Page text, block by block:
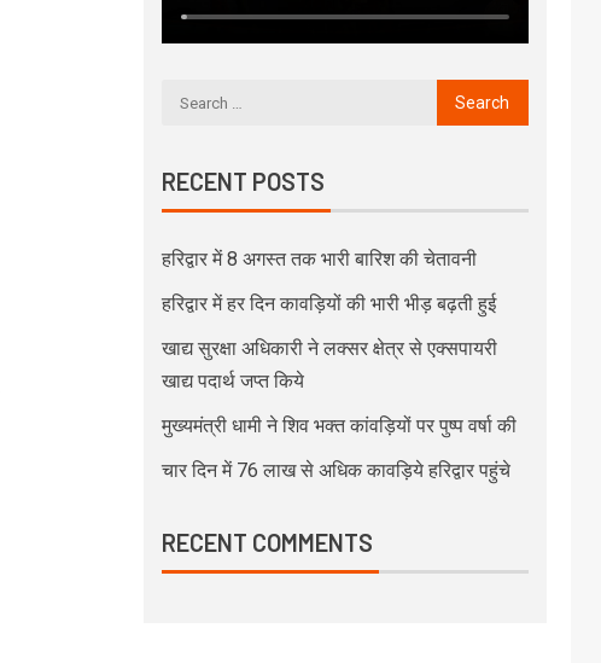
RECENT POSTS
हरिद्वार में 8 अगस्त तक भारी बारिश की चेतावनी
हरिद्वार में हर दिन कावड़ियों की भारी भीड़ बढ़ती हुई
खाद्य सुरक्षा अधिकारी ने लक्सर क्षेत्र से एक्सपायरी
खाद्य पदार्थ जप्त किये
मुख्यमंत्री धामी ने शिव भक्त कांवड़ियों पर पुष्प वर्षा की
चार दिन में 76 लाख से अधिक कावड़िये हरिद्वार पहुंचे
RECENT COMMENTS